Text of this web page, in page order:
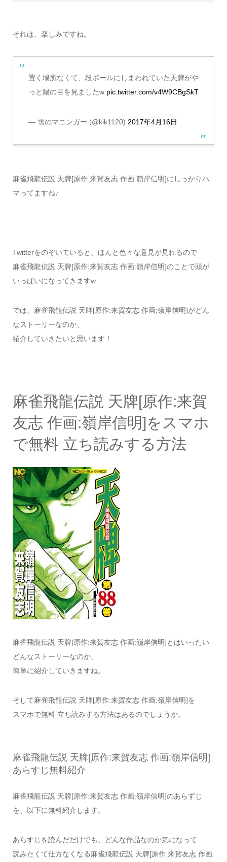
それは、楽しみですね。
置く場所なくて、段ボールにしまわれていた天牌がや
っと陽の目を見ましたw pic.twitter.com/v4W9CBgSkT
— 雪のマニンガー (@kik1120) 2017年4月16日
麻雀飛龍伝説 天牌[原作:来賀友志 作画:嶺岸信明]にしっかりハ
マってますね♪
Twitterをのぞいていると、ほんと色々な意見が見れるので
麻雀飛龍伝説 天牌[原作:来賀友志 作画:嶺岸信明]のことで頭が
いっぱいになってきますw
では、麻雀飛龍伝説 天牌[原作:来賀友志 作画:嶺岸信明]がどん
なストーリーなのか、
紹介していきたいと思います！
麻雀飛龍伝説 天牌[原作:来賀
友志 作画:嶺岸信明]をスマホ
で無料 立ち読みする方法
麻雀飛龍伝説 天牌[原作:来賀友志 作画:嶺岸信明]とはいったい
どんなストーリーなのか、
簡単に紹介していきますね。
そして麻雀飛龍伝説 天牌[原作:来賀友志 作画:嶺岸信明]を
スマホで無料 立ち読みする方法はあるのでしょうか。
麻雀飛龍伝説 天牌[原作:来賀友志 作画:嶺岸信明]
あらすじ無料紹介
麻雀飛龍伝説 天牌[原作:来賀友志 作画:嶺岸信明]のあらずじ
を、以下に無料紹介します。
あらすじを読んだだけでも、どんな作品なのか気になって
読みたくて仕方なくなる麻雀飛龍伝説 天牌[原作:来賀友志 作画: